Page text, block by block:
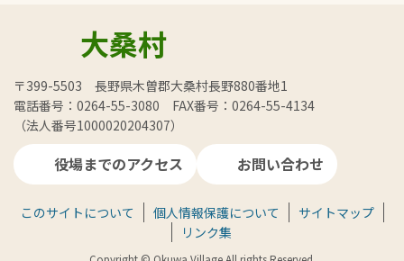
大桑村
〒399-5503 長野県木曽郡大桑村長野880番地1
電話番号：0264-55-3080 FAX番号：0264-55-4134
（法人番号1000020204307）
役場までのアクセス お問い合わせ
このサイトについて 個人情報保護について
サイトマップ
リンク集